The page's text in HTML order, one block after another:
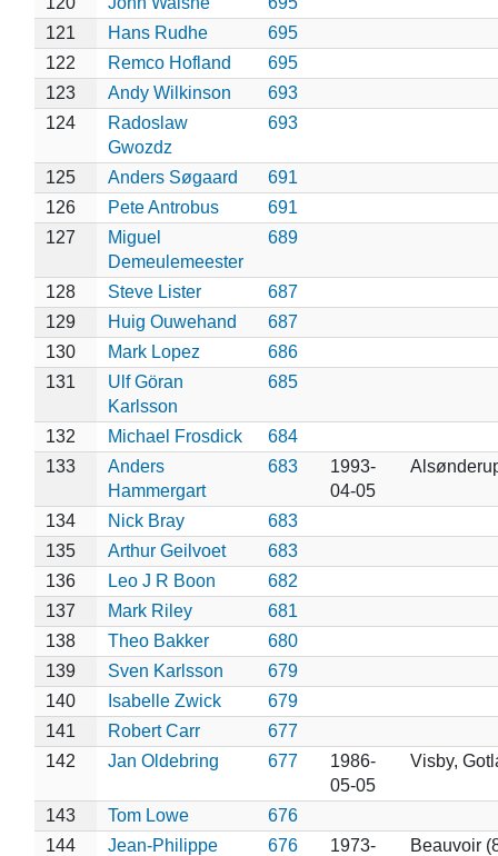
121
Hans Rudhe
695
122
Remco Hofland
695
123
Andy Wilkinson
693
124
Radoslaw
Gwozdz
693
125 Anders Søgaard
691
126
Pete Antrobus
691
127
Miguel
Demeulemeester
689
128 Steve Lister
687
129
Huig Ouwehand
687
130
Mark Lopez
686
131
Ulf Göran
Karlsson
685
132 Michael Frosdick
684
133
Anders
Hammergart
683
1993-
04-05
134 Nick Bray
683
135
Arthur Geilvoet
683
136
Leo J R Boon
682
137
Mark Riley
681
138
Theo Bakker
680
139
Sven Karlsson
679
140
Isabelle Zwick
679
141
Robert Carr
677
142
Jan Oldebring 677
1986-
05-05
Visby,
143 Tom Lowe
676
144
Jean-Philippe
676
1973-
Beauvoir